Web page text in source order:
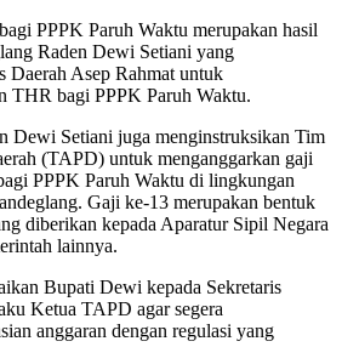
PPPK Paruh Waktu merupakan hasil
Raden Dewi Setiani yang
Daerah Asep Rahmat untuk
THR bagi PPPK Paruh Waktu.
Dewi Setiani juga menginstruksikan Tim
(TAPD) untuk menganggarkan gaji
PPPK Paruh Waktu di lingkungan
Gaji ke-13 merupakan bentuk
diberikan kepada Aparatur Sipil Negara
lainnya.
Bupati Dewi kepada Sekretaris
Ketua TAPD agar segera
anggaran dengan regulasi yang